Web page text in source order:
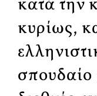
κατά την
κυρίως,
σπουδαίο